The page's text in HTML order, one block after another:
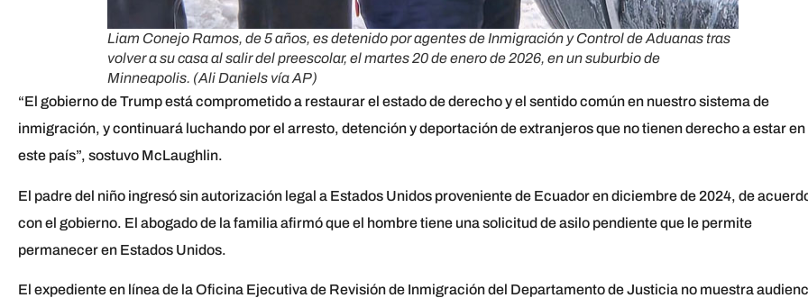
Liam Conejo Ramos, de 5 años, es detenido por agentes de Inmigración y Control de Aduanas tras
volver a su casa al salir del preescolar, el martes 20 de enero de 2026, en un suburbio de
Minneapolis. (Ali Daniels vía AP)
“El gobierno de Trump está comprometido a restaurar el estado de derecho y el sentido común en nuestro sistema de
inmigración, y continuará luchando por el arresto, detención y deportación de extranjeros que no tienen derecho a estar en
este país”, sostuvo McLaughlin.
El padre del niño ingresó sin autorización legal a Estados Unidos proveniente de Ecuador en diciembre de 2024, de
con el gobierno. El abogado de la familia afirmó que el hombre tiene una solicitud de asilo pendiente que le permite
permanecer en Estados Unidos.
El expediente en línea de la Oficina Ejecutiva de Revisión de Inmigración del Departamento de Justicia no muestra